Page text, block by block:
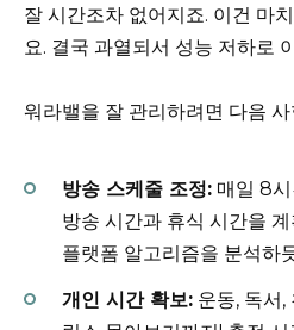
잘 시간조차 없어지죠. 이건 마
요. 결국 과열되서 성능 저하로
워라밸을 잘 관리하려면 다음
방송 스케줄 조정: 매일 8
방송 시간과 휴식 시간을
플랫폼 알고리즘을 분석하
개인 시간 확보: 운동, 독서,